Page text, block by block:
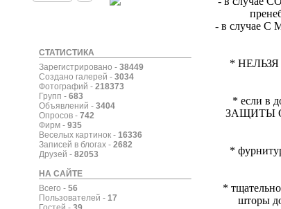
СТАТИСТИКА
Зарегистрировано - 38449
Создано галерей - 3034
Фотографий - 218373
Групп - 683
Объявлений - 3404
Опросов - 742
Фирм - 935
Веселых картинок - 16336
Записей в блогах - 2682
Друзей - 82053
НА САЙТЕ
Всего - 56
Пользователей - 17
- в случае
* НЕЛЬЗЯ
* если
ЗАЩИТЫ
*
*
шторы